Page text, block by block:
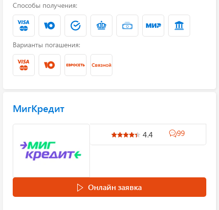
Способы получения:
Варианты погашения:
МигКредит
4.4 99
Онлайн заявка